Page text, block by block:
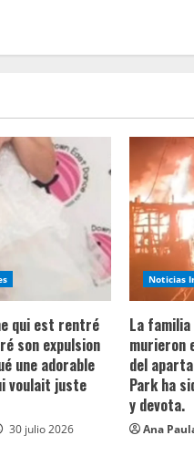
qui est rentré
son expulsion
une adorable
voulait juste
30 julio 2026
Noticias
La
murieron
del
Park ha
y devota.
Ana